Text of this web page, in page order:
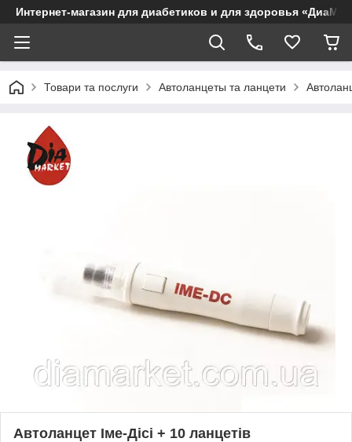
Интернет-магазин для диабетиков и для здоровья
Товари та послуги Автоланцеты та ланцети
Автоланцет Іме-Дісі + 10 ланцетів